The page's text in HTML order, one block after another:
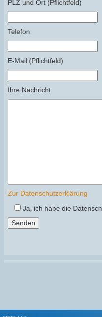
PLZ und Ort (Pflichtfeld)
Telefon
E-Mail (Pflichtfeld)
Ihre Nachricht
Zur Datenschutzerklärung
Ja, ich habe die